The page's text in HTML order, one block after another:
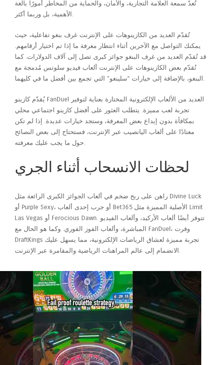
تُعدّ سمعة العلامة التجارية، والأمان، والحماية من المخاطر أمورًا بالغة
الأهمية، بل وربما أكثر.
تُقدّم العديد من الكازينوهات على الإنترنت غرف بنغو تفاعلية، حيث
يمكنك التواصل مع الآخرين أثناء انتظار معرفة ما إذا تم اختيار أرقامهم.
قد تُقدّم العديد من غرف البنغو جوائز كبرى تصل إلى آلاف الدولارات. كما
تُقدّم بعض الكازينوهات على الإنترنت ألعاب فيديو سلوتس مُدمجة مع
البنغو، بالإضافة إلى خيارات "سلينغو" التي تجمع بين أفضل ما في كليهما.
يُقدّم كازينو FanDuel العديد من الألعاب الإلكترونية المختارة بعناية لتوفير
تجربة لعب مميزة. يتطلب العثور على أفضل كازينو اجتماعي محلي
بمكافأة بدون إيداع بعض المعرفة، وستجد خيارات عديدة. إذا لم تكن
معتادًا على ألعاب اليانصيب عبر الإنترنت، فستحتاج إلى بعض النصائح
حول ما يجب عليك معرفته.
لحظات الانسحاب أثناء الجري
راهن على ربح ضخم في ألعاب الجوائز الكبرى الرائعة مثل Divine Luck
أو Purple Sexy، أو جرب إحدى ألعاب Bet365 الأصلية المميزة مثل Limit
Las Vegas أو Ferocious Dawn. تتوفر أيضًا ألعاب الأركيد، وألعاب الفيديو
المباشرة، وألعاب الفوز الفوري. وكما هو الحال مع FanDuel، وفرت
DraftKings تجربة مميزة لعشاق الرياضات الإلكترونية، مما يسهل عليك
الانضمام إلى عالم المراهنات الرياضية والمقامرة عبر الإنترنت.